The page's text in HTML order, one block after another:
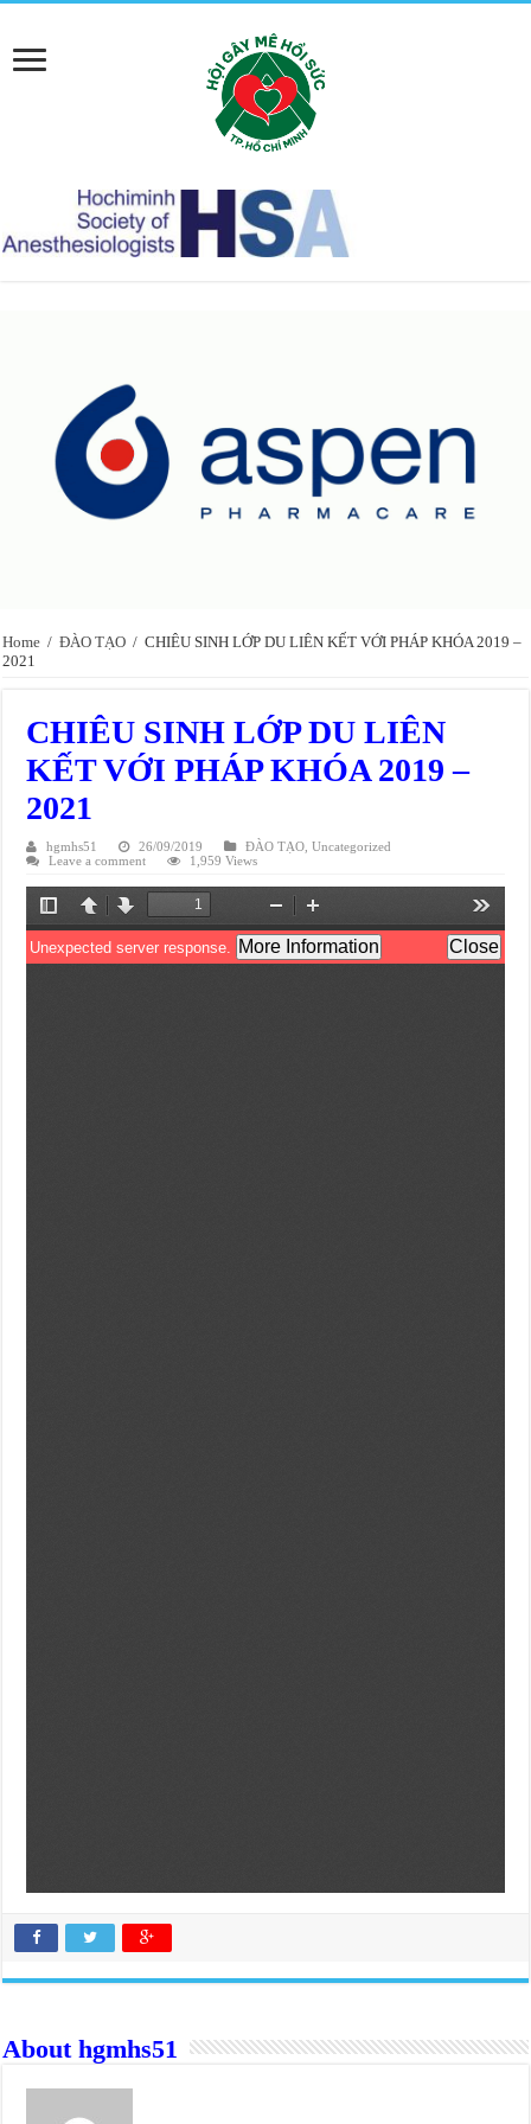
Home / ĐÀO TẠO / CHIÊU SINH LỚP DU LIÊN KẾT VỚI PHÁP KHÓA 2019 –
2021
CHIÊU SINH LỚP DU LIÊN
KẾT VỚI PHÁP KHÓA 2019 –
2021
hgmhs51 26/09/2019 ĐÀO TẠO ,Uncategorized
Leave a comment
1,959 Views
About hgmhs51